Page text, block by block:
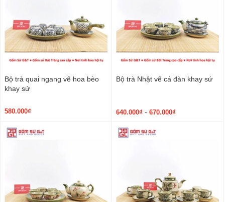
Bộ trà quai ngang vẽ hoa bèo
khay sứ
580.000₫
Bộ trà Nhật vẽ cá đàn khay sứ
640.000₫ - 670.000₫